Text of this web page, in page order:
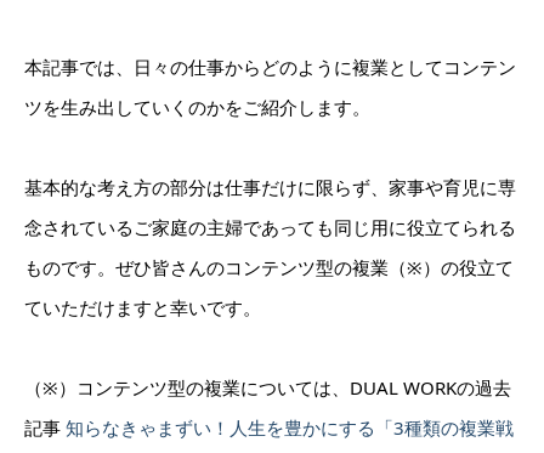
本記事では、日々の仕事からどのように複業としてコンテン
ツを生み出していくのかをご紹介します。
基本的な考え方の部分は仕事だけに限らず、家事や育児に専
念されているご家庭の主婦であっても同じ用に役立てられる
ものです。ぜひ皆さんのコンテンツ型の複業（※）の役立て
ていただけますと幸いです。
（※）コンテンツ型の複業については、DUAL WORKの過去
記事 知らなきゃまずい！人生を豊かにする「3種類の複業戦